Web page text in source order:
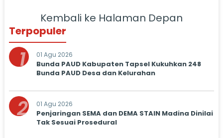
Kembali ke Halaman Depan
Terpopuler
1 01 Agu 2026
Bunda PAUD Kabupaten Tapsel Kukuhkan 248
Bunda PAUD Desa dan Kelurahan
2 01 Agu 2026
Penjaringan SEMA dan DEMA STAIN Madina Dinilai
Tak Sesuai Prosedural